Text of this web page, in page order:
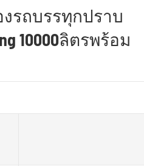
รถบรรทุกปราบ
10000ลิตรพร้อม